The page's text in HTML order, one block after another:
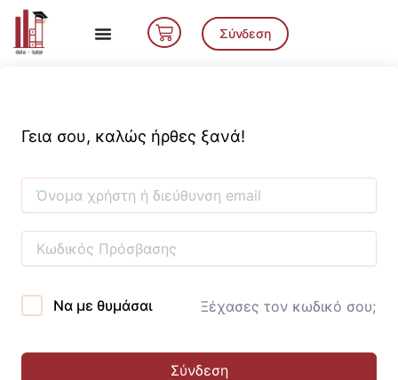
Μετάβαση
περιεχόμενο
Cart Σύνδεση
Γεια σου, καλώς ήρθες ξανά!
Να με θυμάσαι Ξέχασες τον κωδικό σου;
Σύνδεση